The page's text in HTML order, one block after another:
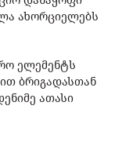
ახორციელებს
ელემენტს
ბრიგადასთან
ათასი